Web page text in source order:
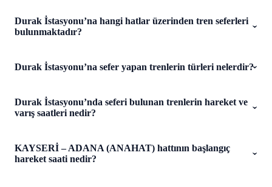
Durak İstasyonu’na hangi hatlar üzerinden tren seferleri
bulunmaktadır?
Durak İstasyonu’na sefer yapan trenlerin türleri nelerdir?
Durak İstasyonu’nda seferi bulunan trenlerin hareket ve
varış saatleri nedir?
KAYSERİ – ADANA (ANAHAT) hattının başlangıç
hareket saati nedir?